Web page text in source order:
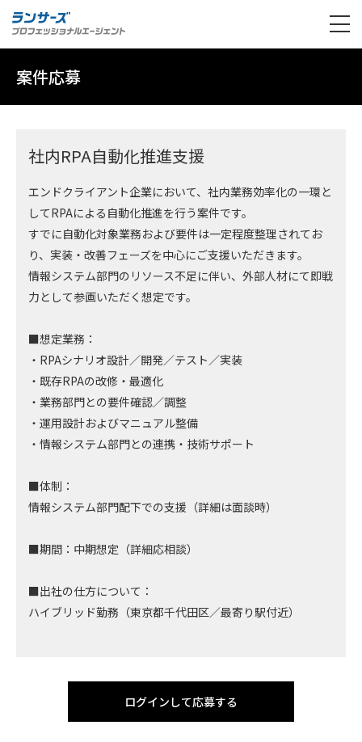
案件応募
社内RPA自動化推進支援
エンドクライアント企業において、社内業務効率化の一環と
してRPAによる自動化推進を行う案件です。
すでに自動化対象業務および要件は一定程度整理されてお
り、実装・改善フェーズを中心にご支援いただきます。
情報システム部門のリソース不足に伴い、外部人材にて即戦
力として参画いただく想定です。
■想定業務：
・RPAシナリオ設計／開発／テスト／実装
・既存RPAの改修・最適化
・業務部門との要件確認／調整
・運用設計およびマニュアル整備
・情報システム部門との連携・技術サポート
■体制：
情報システム部門配下での支援（詳細は面談時）
■期間：中期想定（詳細応相談）
■出社の仕方について：
ハイブリッド勤務（東京都千代田区／最寄り駅付近）
ログインして応募する